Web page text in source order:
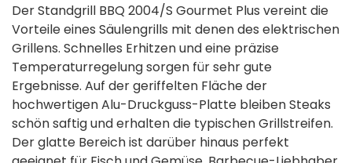
Der Standgrill BBQ 2004/S Gourmet Plus vereint die
Vorteile eines Säulengrills mit denen des elektrischen
Grillens. Schnelles Erhitzen und eine präzise
Temperaturregelung sorgen für sehr gute
Ergebnisse. Auf der geriffelten Fläche der
hochwertigen Alu-Druckguss-Platte bleiben Steaks
schön saftig und erhalten die typischen Grillstreifen.
Der glatte Bereich ist darüber hinaus perfekt